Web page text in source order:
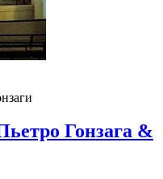
Гонзага &